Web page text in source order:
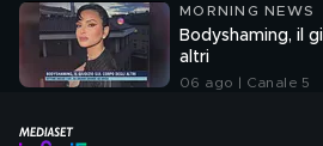
MORNING NEWS
Bodyshaming, il
altri
06 ago | Canale 5